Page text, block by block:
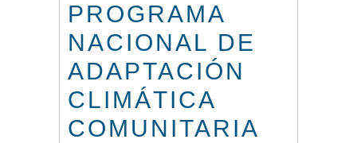
PROGRAMA
NACIONAL DE
ADAPTACIÓN
CLIMÁTICA
COMUNITARIA